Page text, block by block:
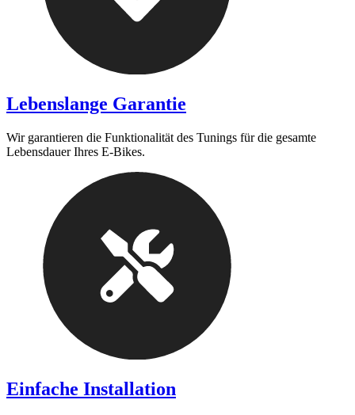
Lebenslange Garantie
Wir garantieren die Funktionalität des Tunings für die gesamte
Lebensdauer Ihres E-Bikes.
Einfache Installation